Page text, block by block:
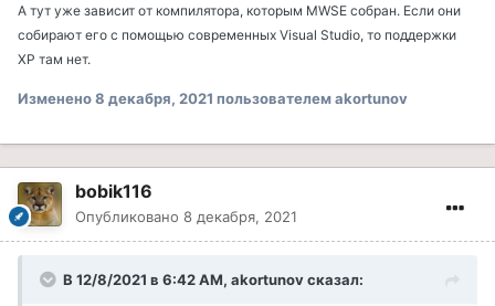
А тут уже зависит от компилятора, которым MWSE собран. Если они
собирают его с помощью современных Visual Studio, то поддержки
ХР там нет.
Изменено8 декабря, 2021 пользователем akortunov
bobik116
Опубликовано 8 декабря, 2021
В 12/8/2021 в 6:42 AM, akortunov сказал: